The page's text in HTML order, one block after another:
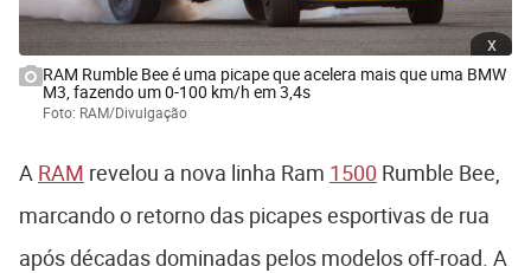
x
RAM Rumble Bee é uma picape que acelera mais que uma BMW
M3, fazendo um 0-100 km/h em 3,4s
Foto: RAM/Divulgação
A RAM revelou a nova linha Ram 1500 Rumble Bee,
marcando o retorno das picapes esportivas de rua
após décadas dominadas pelos modelos off-road. A